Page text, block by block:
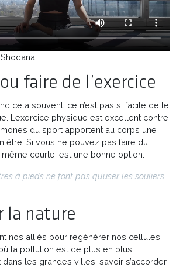
faire de l’exercice
cela souvent, ce n’est pas si facile de le
L’exercice physique est excellent contre
du sport apportent au corps une
être. Si vous ne pouvez pas faire du
courte, est une bonne option.
à pieds ne font pas qu’user les souliers
la nature
nos alliés pour régénérer nos cellules.
la pollution est de plus en plus
les grandes villes, savoir s’accorder